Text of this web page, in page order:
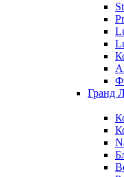
Гранд